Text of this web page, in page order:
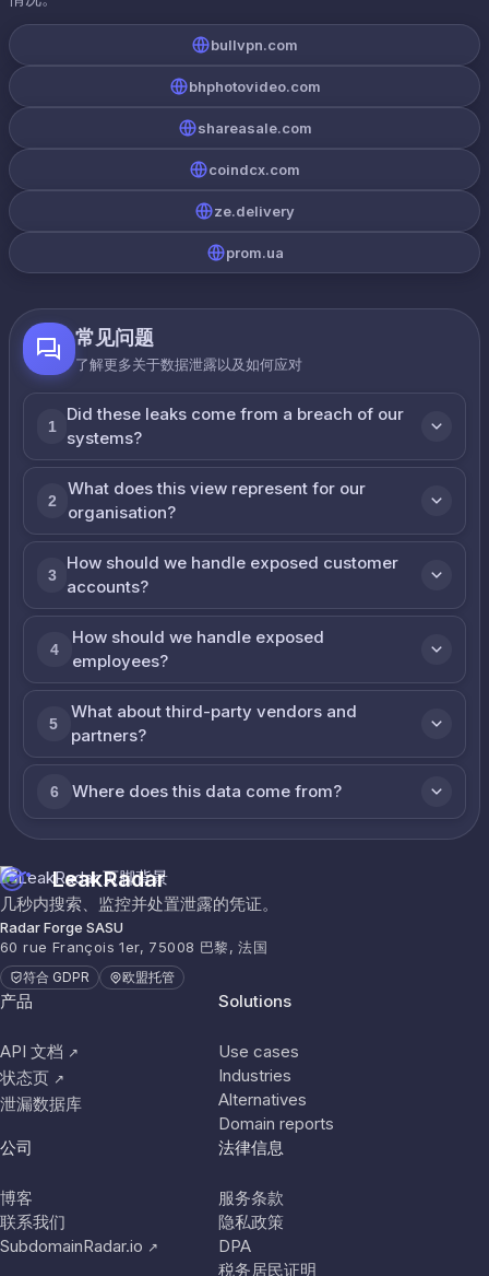
bullvpn.com
bhphotovideo.com
shareasale.com
coindcx.com
ze.delivery
prom.ua
常见问题
了解更多关于数据泄露以及如何应对
1
Did these leaks come from a breach of our
systems?
2
What does this view represent for our
organisation?
3
How should we handle exposed customer
accounts?
4
How should we handle exposed
employees?
5
What about third-party vendors and
partners?
6 Where does this data come from?
LeakRadar
几秒内搜索、监控并处置泄露的凭证。
Radar Forge SASU
60 rue François 1er, 75008 巴黎, 法国
符合 GDPR 欧盟托管
产品
API 文档 ↗
状态页 ↗
泄漏数据库
Solutions
Use cases
Industries
Alternatives
Domain reports
公司
博客
联系我们
SubdomainRadar.io ↗
法律信息
服务条款
隐私政策
DPA
税务居民证明